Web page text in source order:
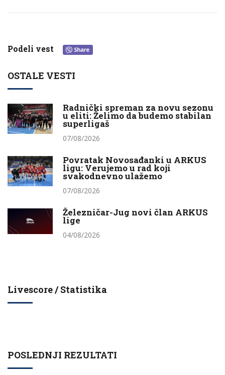
Podeli vest
OSTALE VESTI
Radnički spreman za novu sezonu
u eliti: Želimo da budemo stabilan
superligaš
07/08/2026
Povratak Novosađanki u ARKUS
ligu: Verujemo u rad koji
svakodnevno ulažemo
07/08/2026
Železničar-Jug novi član ARKUS
lige
04/08/2026
Livescore / Statistika
POSLEDNJI REZULTATI